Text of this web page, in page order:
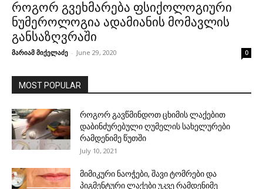
როგორ გვეხმარება ფსიქოლოგიური
ნუმეროლოგია ადამიანის მომავლის
განსაზღვრაში
მარიამ მიქელაძე - June 29, 2020 0
MOST POPULAR
როგორ გავწმინდოთ ცხიმის ლაქებით
დაბინძურებული ღუმელის სახელურები
რამდენიმე წუთში
July 10, 2021
მიმიკური ნაოჭები, შავი ტომრები და
პიგმენტური ლაქები უკვე რამდენიმე